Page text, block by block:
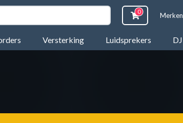
Versterking Luidsprekers
Merken